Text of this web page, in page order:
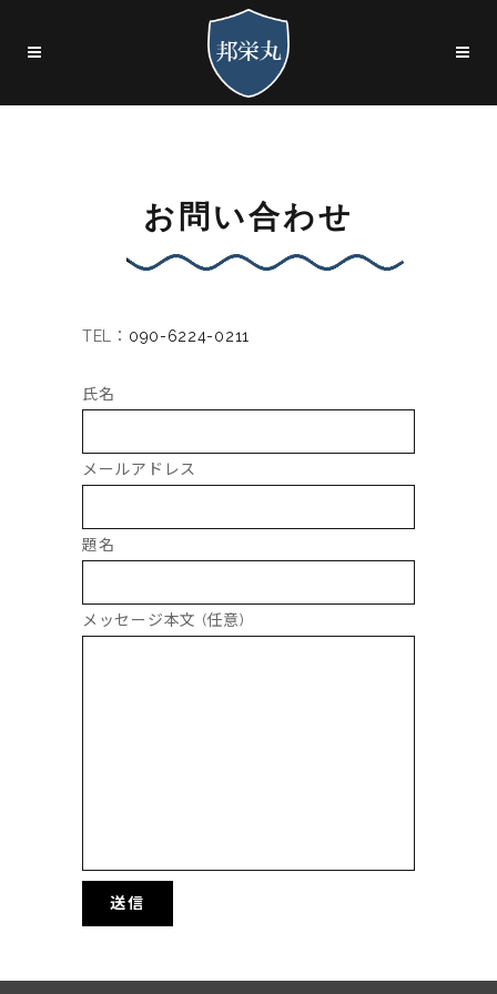
お問い合わせ
TEL： 090-6224-0211
氏名
メールアドレス
題名
メッセージ本文 (任意)